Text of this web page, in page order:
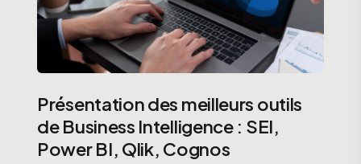
Présentation des meilleurs outils
de Business Intelligence : SEI,
Power BI, Qlik, Cognos